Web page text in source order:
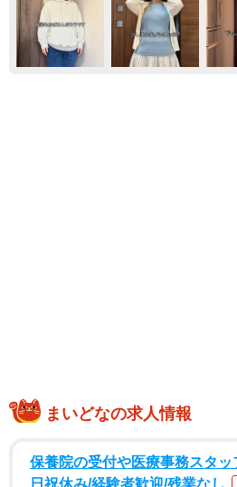
まいどなの求人情報
保養院の受付や医療事務スタ
日祝休み/経験者歓迎/残業なし